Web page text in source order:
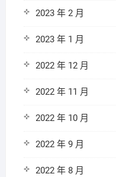
2023 年 2 月
2023 年 1 月
2022 年 12 月
2022 年 11 月
2022 年 10 月
2022 年 9 月
2022 年 8 月